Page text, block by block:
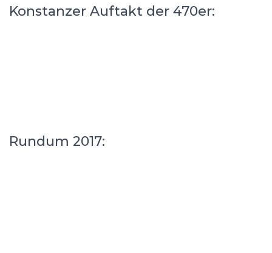
Konstanzer Auftakt der 470er:
Rundum 2017: